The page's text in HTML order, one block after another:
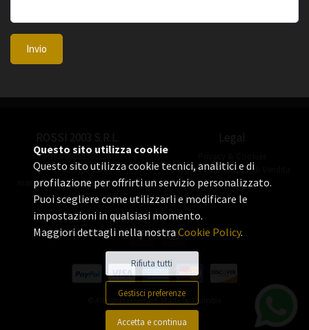
Invio
ROSSI 2003 S.R.L.
P.IVA 06655560156
+39 02 3360 8378
manuel.rossi@rossiorologi.com
Legal
Termini e Condizioni di Vendita
© All rights reserved. Made by
Questo sito utilizza cookie
Questo sito utilizza cookie tecnici, analitici e di
profilazione per offrirti un servizio personalizzato.
Puoi scegliere come utilizzarli e modificare le
impostazioni in qualsiasi momento.
Maggiori dettagli nella nostraCookie Policy.
Rifiuta tutti
Gestisci preferenze
Accetta e continua